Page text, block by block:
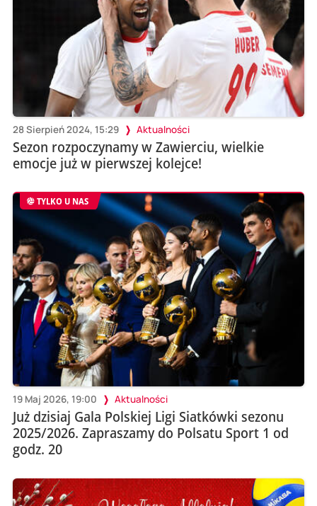
28 Sierpień 2024, 15:29 Aktualności
Sezon rozpoczynamy w Zawierciu, wielkie
emocje już w pierwszej kolejce!
TYLKO U NAS
19 Maj 2026, 19:00 Aktualności
Już dzisiaj Gala Polskiej Ligi Siatkówki sezonu
2025/2026. Zapraszamy do Polsatu Sport 1 od
godz. 20